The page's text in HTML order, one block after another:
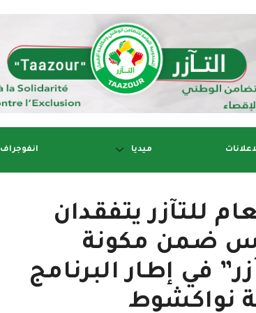
ميديا انفوجراف
للتآزر يتفقدان
ضمن مكونة
في إطار البرنامج
نواكشوط